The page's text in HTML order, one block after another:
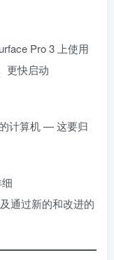
Pro 3 上使用
更快启动
计算机 — 这要归
通过新的和改进的